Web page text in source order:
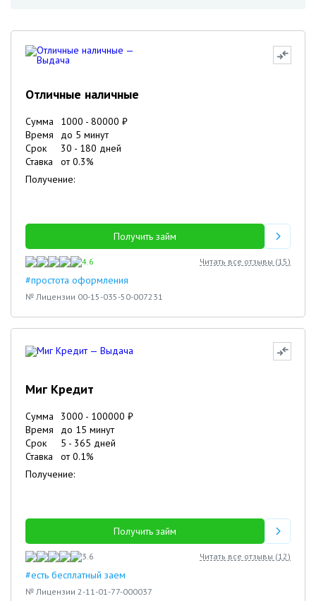
Отличные наличные
Сумма 1000 - 80000 ₽
Время
до 5 минут
Срок
30 - 180 дней
Ставка
от0.3%
Получение:
Получить займ
4.6 Читать все отзывы (15)
#простота оформления
№ Лицензии 00-15-035-50-007231
Миг Кредит
Сумма 3000 - 100000 ₽
Время
до 15 минут
Срок
5 - 365 дней
Ставка
от0.1%
Получение:
Получить займ
3.6 Читать все отзывы (12)
#есть бесплатный заем
№ Лицензии 2-11-01-77-000037